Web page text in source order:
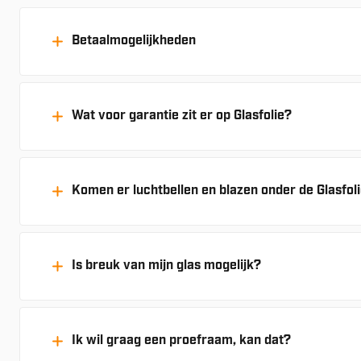
Betaalmogelijkheden
Wat voor garantie zit er op Glasfolie?
Komen er luchtbellen en blazen onder de
Is breuk van mijn glas mogelijk?
Ik wil graag een proefraam, kan dat?